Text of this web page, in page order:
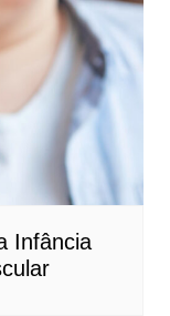
Infância